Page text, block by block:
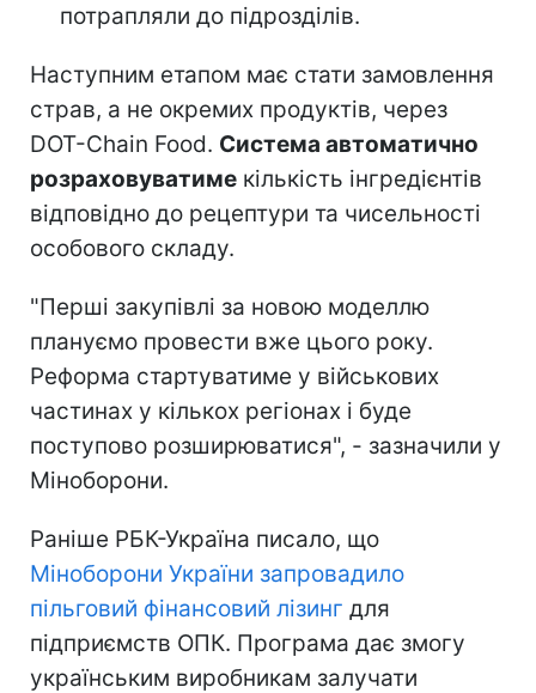
потрапляли до підрозділів.
Наступним етапом має стати замовлення
страв, а не окремих продуктів, через
DOT-Chain Food. Система автоматично
розраховуватиме кількість інгредієнтів
відповідно до рецептури та чисельності
особового складу.
"Перші закупівлі за новою моделлю
плануємо провести вже цього року.
Реформа стартуватиме у військових
частинах у кількох регіонах і буде
поступово розширюватися", - зазначили у
Міноборони.
Раніше РБК-Україна писало, що
Міноборони України запровадило
пільговий фінансовий лізинг для
підприємств ОПК. Програма дає змогу
українським виробникам залучати